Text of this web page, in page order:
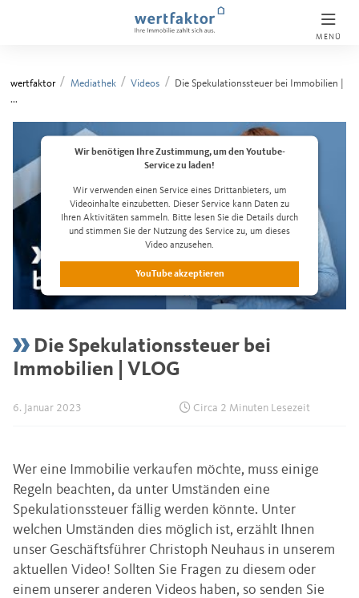
MENÜ
wertfaktor Mediathek Videos
Die Spekulationssteuer bei Immobilien |
...
Wir benötigen Ihre Zustimmung, um den Youtube-
Service zu laden!
Wir verwenden einen Service eines Drittanbieters, um
Videoinhalte einzubetten. Dieser Service kann Daten zu
Ihren Aktivitäten sammeln. Bitte lesen Sie die Details durch
und stimmen Sie der Nutzung des Service zu, um dieses
Video anzusehen.
YouTube akzeptieren
Datenschutzerklärung lesen
Die Spekulationssteuer bei
Immobilien | VLOG
6. Januar 2023 Circa 2 Minuten Lesezeit
Wer eine Immobilie verkaufen möchte, muss einige
Regeln beachten, da unter Umständen eine
Spekulationssteuer fällig werden könnte. Unter
welchen Umständen dies möglich ist, erzählt Ihnen
unser Geschäftsführer Christoph Neuhaus in unserem
aktuellen Video! Sollten Sie Fragen zu diesem oder
einem unserer anderen Videos haben, so senden Sie